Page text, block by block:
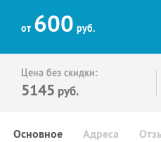
от 600 руб.
Цена без скидки:
5145 руб.
Основное Адреса